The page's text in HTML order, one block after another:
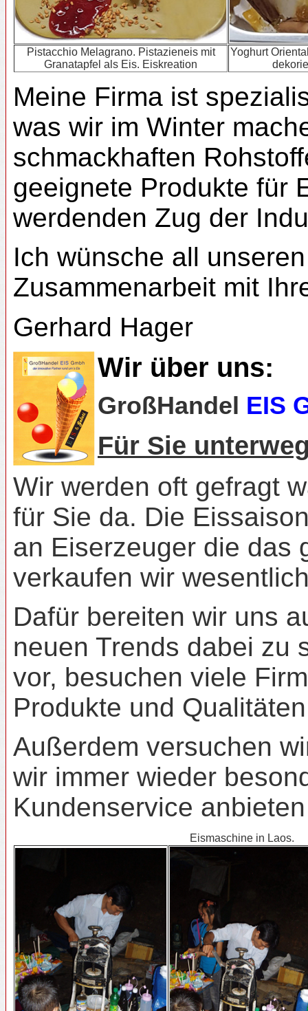
Pistacchio Melagrano. Pistazieneis mit
Granatapfel als Eis. Eiskreation
Yoghurt
Meine Firma ist
was wir im Winter
schmackhaften
geeignete Produkte für
werdenden Zug der
Ich wünsche all
Zusammenarbeit mit
Gerhard Hager
Wir über uns:
GroßHandel EIS
Für Sie
Wir werden oft gefragt
für Sie da. Die
an Eiserzeuger die das
verkaufen wir
Dafür bereiten wir uns
neuen Trends dabei zu
vor, besuchen viele
Produkte und
Außerdem versuchen
wir immer wieder
Kundenservice
Eismaschine in Laos.